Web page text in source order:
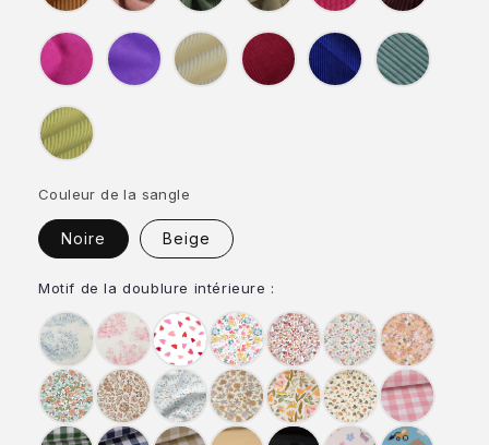
Magenta Lavande Jaune
pâle
Lie
de
Bleu
roy
Lichen
Vert
anis
Couleur de la sangle
Noire Beige
Motif de la doublure intérieure :
Jouy
bleu
Jouy
rouge
Cœurs Bridget Liberty FleuretteBouquet
PenséesOriental Azra Marion Lapi Léopard Carreaux
roses
9mm